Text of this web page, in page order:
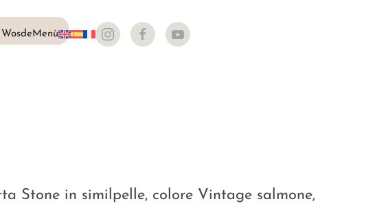
WosdeMenù
Stone in similpelle, colore Vintage salmone,